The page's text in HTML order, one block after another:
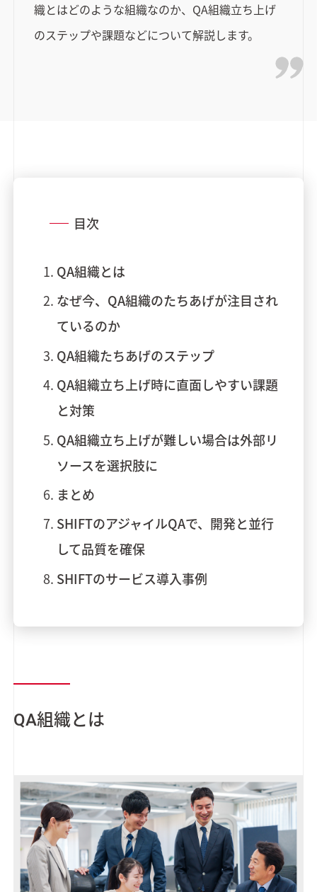
織とはどのような組織なのか、QA組織立ち上げ
のステップや課題などについて解説します。
目次
QA組織とは
なぜ今、QA組織のたちあげが注目され
ているのか
QA組織たちあげのステップ
QA組織立ち上げ時に直面しやすい課題
と対策
QA組織立ち上げが難しい場合は外部リ
ソースを選択肢に
まとめ
SHIFTのアジャイルQAで、開発と並行
して品質を確保
SHIFTのサービス導入事例
QA組織とは